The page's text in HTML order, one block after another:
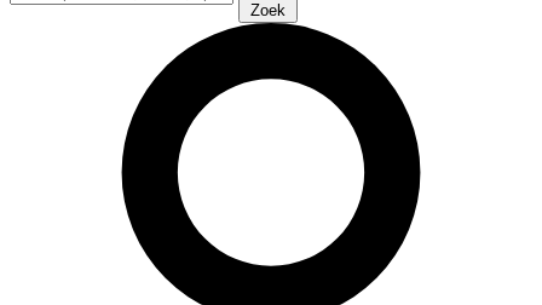
Zoek